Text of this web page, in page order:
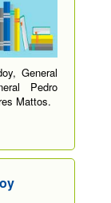
General
Pedro
Mattos.